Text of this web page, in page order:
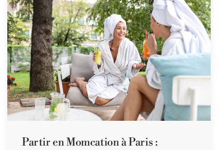
Partir en Momcation à Paris :